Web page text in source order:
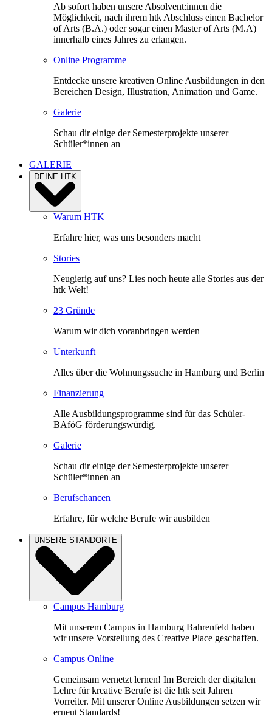
Ab sofort haben unsere Absolvent:innen die
Möglichkeit, nach ihrem htk Abschluss einen Bachelor
of Arts (B.A.) oder sogar einen Master of Arts (M.A)
innerhalb eines Jahres zu erlangen.
Online Programme
Entdecke unsere kreativen Online Ausbildungen in den
Bereichen Design, Illustration, Animation und Game.
Galerie
Schau dir einige der Semesterprojekte unserer
Schüler*innen an
GALERIE
DEINE HTK
Warum HTK
Erfahre hier, was uns besonders macht
Stories
Neugierig auf uns? Lies noch heute alle Stories aus der
htk Welt!
23 Gründe
Warum wir dich voranbringen werden
Unterkunft
Alles über die Wohnungssuche in Hamburg und Berlin
Finanzierung
Alle Ausbildungsprogramme sind für das Schüler-
BAföG förderungswürdig.
Galerie
Schau dir einige der Semesterprojekte unserer
Schüler*innen an
Berufschancen
Erfahre, für welche Berufe wir ausbilden
UNSERE STANDORTE
Campus Hamburg
Mit unserem Campus in Hamburg Bahrenfeld haben
wir unsere Vorstellung des Creative Place geschaffen.
Campus Online
Gemeinsam vernetzt lernen! Im Bereich der digitalen
Lehre für kreative Berufe ist die htk seit Jahren
Vorreiter. Mit unserer Online Ausbildungen setzen wir
erneut Standards!